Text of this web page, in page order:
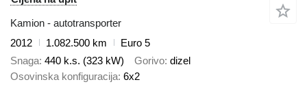
Kamion - autotransporter
2012
1.082.500 km
Euro 5
Snaga 440 k.s. (323 kW) Gorivo dizel
Osovinska konfiguracija 6x2